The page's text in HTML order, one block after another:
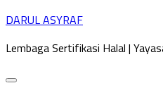
Skip
content
DARUL ASYRAF
Lembaga Sertifikasi Halal |
Expand